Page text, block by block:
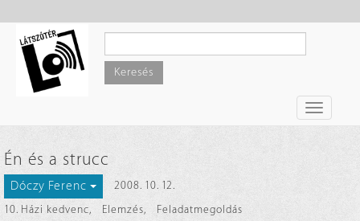
tartalomra
Keresés
Toggle
Én és a strucc
Dóczy Ferenc
2008. 10. 12.
10. Házi kedvenc, Elemzés, Feladatmegoldás